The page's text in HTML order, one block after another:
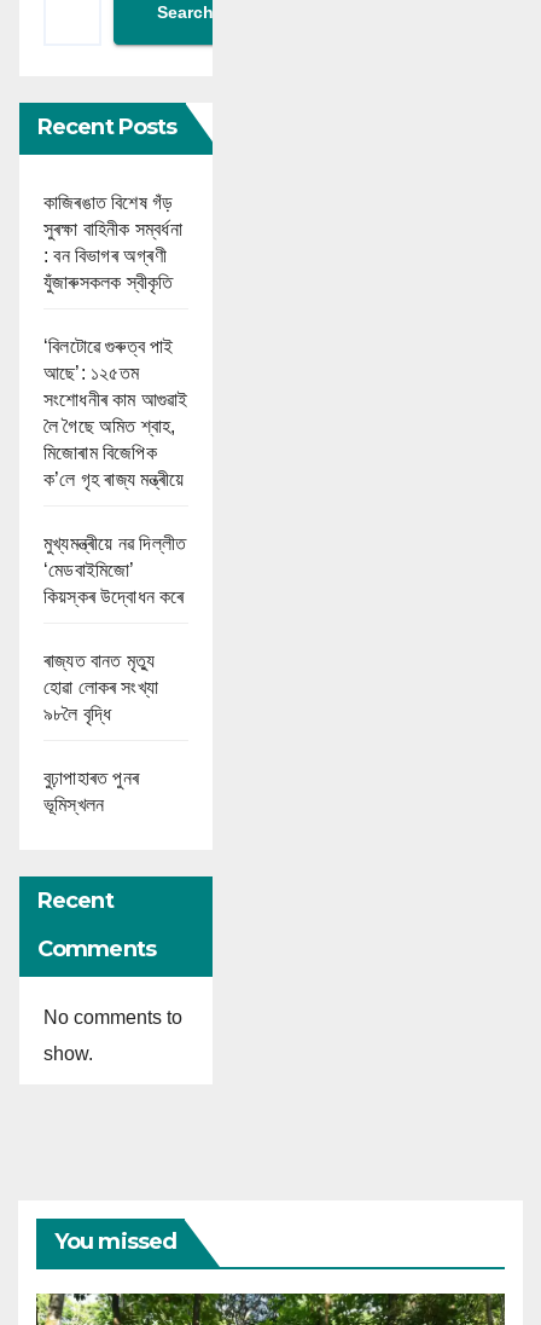
Search
Recent Posts
কাজিৰঙাত বিশেষ গঁড়
সুৰক্ষা বাহিনীক সম্বৰ্ধনা
: বন বিভাগৰ অগ্ৰণী
যুঁজাৰুসকলক স্বীকৃতি
‘বিলটোৱে গুৰুত্ব পাই
আছে’: ১২৫তম
সংশোধনীৰ কাম আগুৱাই
লৈ গৈছে অমিত শ্বাহ,
মিজোৰাম বিজেপিক
ক’লে গৃহ ৰাজ্য মন্ত্ৰীয়ে
মুখ্যমন্ত্ৰীয়ে নৱ দিল্লীত
‘মেডবাইমিজো’
কিয়স্কৰ উদ্বোধন কৰে
ৰাজ্যত বানত মৃত্যু
হোৱা লোকৰ সংখ্যা
৯৮লৈ বৃদ্ধি
বুঢ়াপাহাৰত পুনৰ
ভূমিস্খলন
Recent
Comments
No comments to
show.
You missed